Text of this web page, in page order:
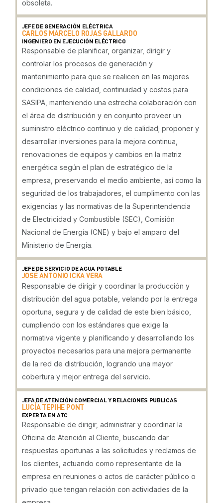
obsoleta.
JEFE DE GENERACIÓN ELÉCTRICA
CARLOS MARCELO ROJAS GALLARDO
INGENIERO EN EJECUCIÓN ELÉCTRICO
Responsable de planificar, organizar, dirigir y
controlar los procesos de generación y
mantenimiento para que se realicen en las mejores
condiciones de calidad, continuidad y costos para
SASIPA, manteniendo una estrecha colaboración con
el área de distribución y en conjunto proveer un
suministro eléctrico continuo y de calidad; proponer y
desarrollar inversiones para la mejora continua,
renovaciones de equipos y cambios en la matriz
energética según el plan de estratégico de la
empresa, preservando el medio ambiente, así como la
seguridad de los trabajadores, el cumplimento con las
exigencias y las normativas de la Superintendencia
de Electricidad y Combustible (SEC), Comisión
Nacional de Energía (CNE) y bajo el amparo del
Ministerio de Energía.
JEFE DE SERVICIO DE AGUA POTABLE
JOSÉ ANTONIO ICKA VERA
Responsable de dirigir y coordinar la producción y
distribución del agua potable, velando por la entrega
oportuna, segura y de calidad de este bien básico,
cumpliendo con los estándares que exige la
normativa vigente y planificando y desarrollando los
proyectos necesarios para una mejora permanente
de la red de distribución, logrando una mayor
cobertura y mejor entrega del servicio.
JEFA DE ATENCIÓN COMERCIAL Y RELACIONES PUBLICAS
LUCÍA TEPIHE PONT
EXPERTA EN ATC
Responsable de dirigir, administrar y coordinar la
Oficina de Atención al Cliente, buscando dar
respuestas oportunas a las solicitudes y reclamos de
los clientes, actuando como representante de la
empresa en reuniones o actos de carácter público o
privado que tengan relación con actividades de la